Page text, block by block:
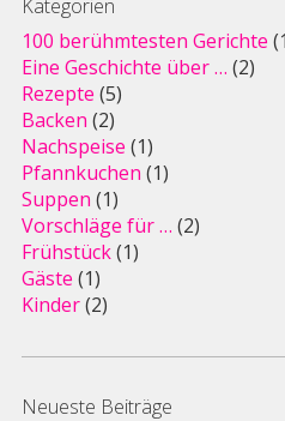
Kategorien
100 berühmtesten Gerichte
Eine Geschichte über … (2)
Rezepte (5)
Backen (2)
Nachspeise (1)
Pfannkuchen (1)
Suppen (1)
Vorschläge für … (2)
Frühstück(1)
Gäste (1)
Kinder(2)
Neueste Beiträge